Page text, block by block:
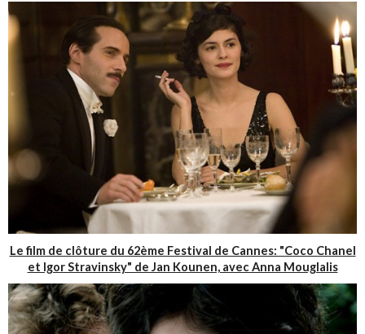
Le film de clôture du 62ème Festival de Cannes: "Coco Chanel
et Igor Stravinsky" de Jan Kounen, avec Anna Mouglalis